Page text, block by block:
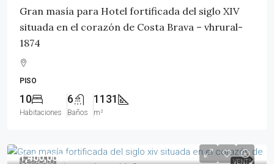
Gran masía para Hotel fortificada del siglo XIV
situada en el corazón de Costa Brava – vhrural-
1874
PISO
10
Habitaciones
6
Baños
1131
m²
DESTACADO VENTA
1,400,000€